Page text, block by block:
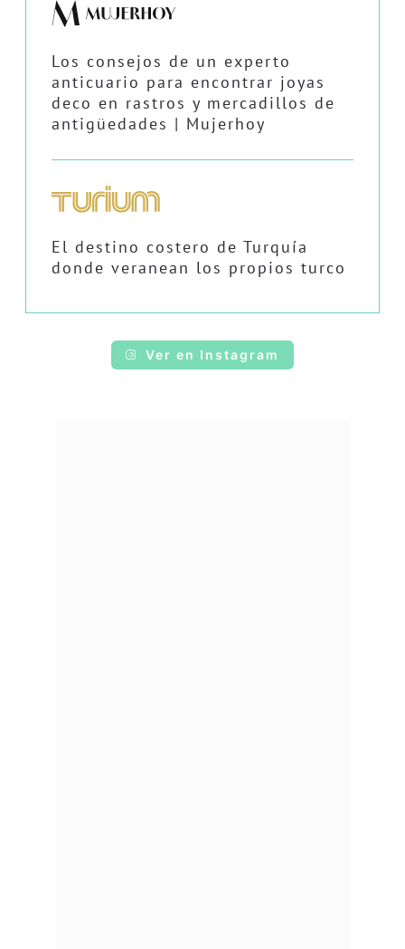
Los consejos de un experto
anticuario para encontrar joyas
deco en rastros y mercadillos de
antigüedades | Mujerhoy
El destino costero de Turquía
donde veranean los propios turco
Ver en Instagram